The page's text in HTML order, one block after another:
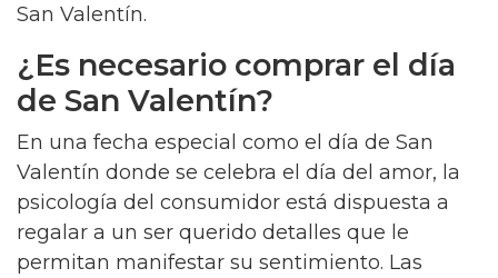
San Valentín.
¿Es necesario comprar el día
de San Valentín?
En una fecha especial como el día de San
Valentín donde se celebra el día del amor, la
psicología del consumidor está dispuesta a
regalar a un ser querido detalles que le
permitan manifestar su sentimiento. Las